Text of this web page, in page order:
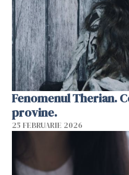
Fenomenul Therian.
provine.
25 FEBRUARIE 2026